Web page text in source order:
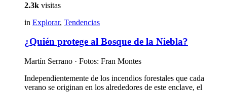
2.3k visitas
in Explorar, Tendencias
¿Quién protege al Bosque de la Niebla?
Martín Serrano · Fotos: Fran Montes
Independientemente de los incendios forestales que cada
verano se originan en los alrededores de este enclave, el